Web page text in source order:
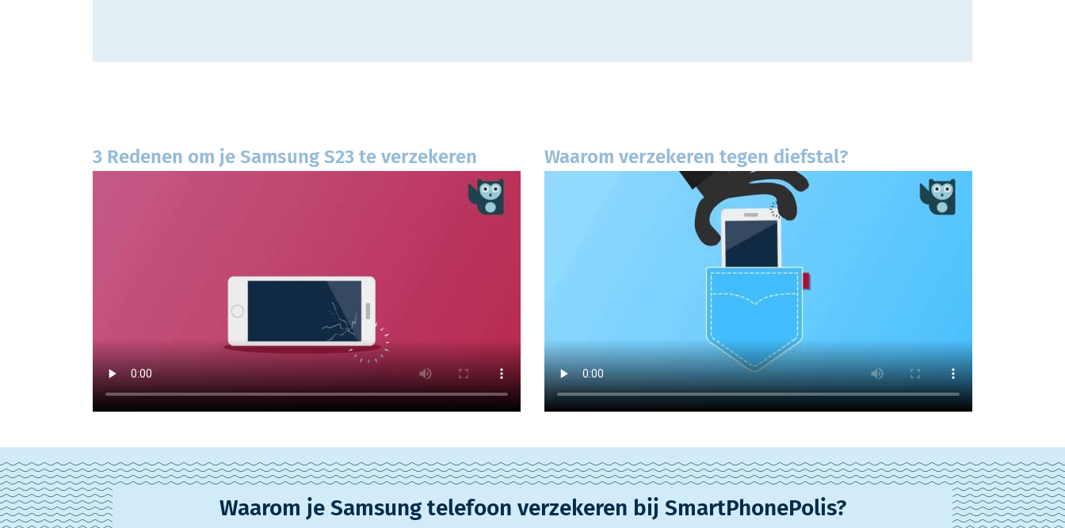
3 Redenen om je Samsung S23 te verzekeren Waarom verzekeren tegen diefstal?
Waarom je Samsung telefoon verzekeren bij SmartPhonePolis?